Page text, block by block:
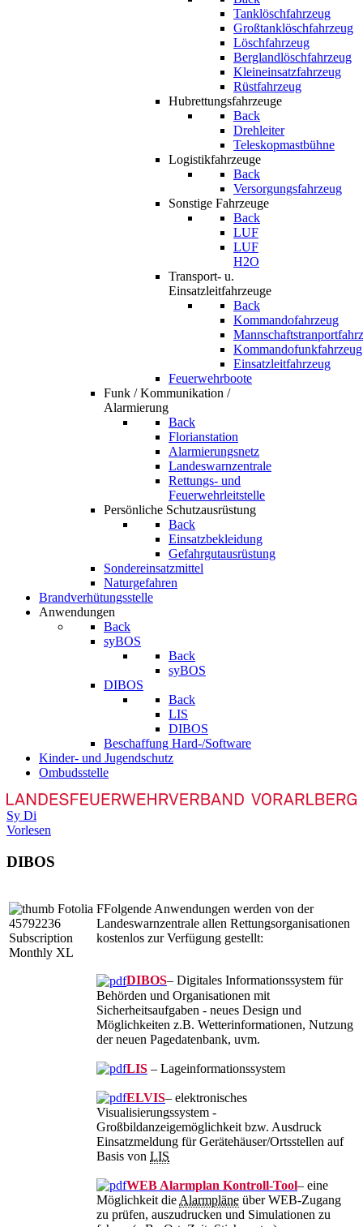
Tanklöschfahrzeug
Großtanklöschfahrzeug
Löschfahrzeug
Berglandlöschfahrzeug
Kleineinsatzfahrzeug
Rüstfahrzeug
Hubrettungsfahrzeuge
Back
Drehleiter
Teleskopmastbühne
Logistikfahrzeuge
Back
Versorgungsfahrzeug
Sonstige Fahrzeuge
Back
LUF
LUF
H2O
Transport- u.
Einsatzleitfahrzeuge
Back
Kommandofahrzeug
Kommandofunkfahrzeug
Einsatzleitfahrzeug
Feuerwehrboote
Funk / Kommunikation /
Alarmierung
Back
Florianstation
Alarmierungsnetz
Landeswarnzentrale
Rettungs- und
Feuerwehrleitstelle
Persönliche Schutzausrüstung
Back
Einsatzbekleidung
Gefahrgutausrüstung
Sondereinsatzmittel
Naturgefahren
Brandverhütungsstelle
Anwendungen
Back
syBOS
Back
syBOS
DIBOS
Back
LIS
DIBOS
Beschaffung Hard-/Software
Kinder- und Jugendschutz
Ombudsstelle
Sy Di
Vorlesen
DIBOS
FFolgende Anwendungen werden von der
Landeswarnzentrale allen Rettungsorganisationen
kostenlos zur Verfügung gestellt:
DIBOS– Digitales Informationssystem für
Behörden und Organisationen mit
Sicherheitsaufgaben - neues Design und
Möglichkeiten z.B. Wetterinformationen, Nutzung
der neuen Pagedatenbank, uvm.
LIS – Lageinformationssystem
ELVIS– elektronisches
Visualisierungssystem -
Großbildanzeigemöglichkeit bzw. Ausdruck
Einsatzmeldung für Gerätehäuser/Ortsstellen auf
Basis von LIS
WEB Alarmplan Kontroll-Tool– eine
Möglichkeit die Alarmpläne über WEB-Zugang
zu prüfen, auszudrucken und Simulationen zu